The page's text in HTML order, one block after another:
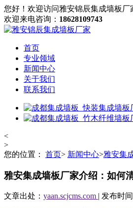
您好！欢迎访问雅安锦辰集成墙板厂
欢迎来电咨询： 18628109743
首页
专业领域
新闻中心
关于我们
联系我们
<
>
您的位置： 首页> 新闻中心>雅安集
雅安集成墙板厂家介绍：如何
文章出处： yaan.scjcms.com | 发布时